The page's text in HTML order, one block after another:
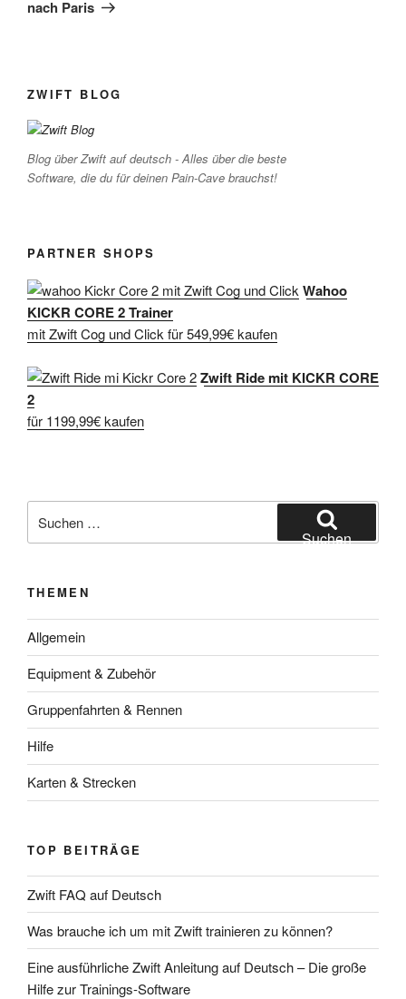
nach Paris
ZWIFT BLOG
Blog über Zwift auf deutsch - Alles über die beste
Software, die du für deinen Pain-Cave brauchst!
PARTNER SHOPS
Wahoo
KICKR CORE 2 Trainer
mit Zwift Cog und Click für 549,99€ kaufen
Zwift Ride mit KICKR CORE
2
für 1199,99€ kaufen
nach:
Suchen
THEMEN
Allgemein
Equipment & Zubehör
Gruppenfahrten & Rennen
Hilfe
Karten & Strecken
TOP BEITRÄGE
Zwift FAQ auf Deutsch
Was brauche ich um mit Zwift trainieren zu können?
Eine ausführliche Zwift Anleitung auf Deutsch – Die große
Hilfe zur Trainings-Software